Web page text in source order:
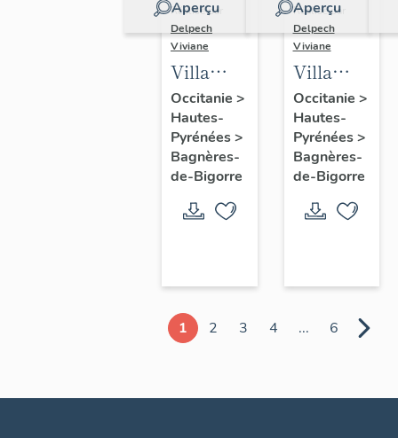
Aperçu
Réalisé par
Delpech
Viviane
Villa
Carrère,
ancienne
laiterie
Occitanie >
Hautes-
Pyrénées>
Bagnères-
de-Bigorre
Aperçu
Réalisé par
Delpech
Viviane
Villa
Graciosa
Occitanie >
Hautes-
Pyrénées>
Bagnères-
de-Bigorre
1 2 3 4 ... 6